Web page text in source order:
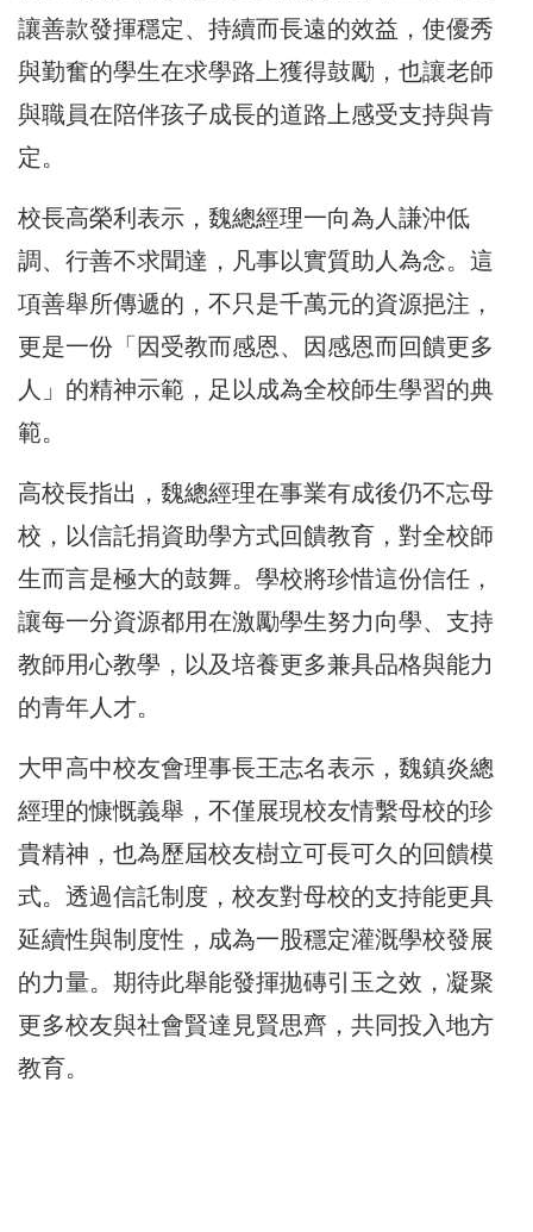
讓善款發揮穩定、持續而長遠的效益，使優秀
與勤奮的學生在求學路上獲得鼓勵，也讓老師
與職員在陪伴孩子成長的道路上感受支持與肯
定。
校長高榮利表示，魏總經理一向為人謙沖低
調、行善不求聞達，凡事以實質助人為念。這
項善舉所傳遞的，不只是千萬元的資源挹注，
更是一份「因受教而感恩、因感恩而回饋更多
人」的精神示範，足以成為全校師生學習的典
範。
高校長指出，魏總經理在事業有成後仍不忘母
校，以信託捐資助學方式回饋教育，對全校師
生而言是極大的鼓舞。學校將珍惜這份信任，
讓每一分資源都用在激勵學生努力向學、支持
教師用心教學，以及培養更多兼具品格與能力
的青年人才。
大甲高中校友會理事長王志名表示，魏鎮炎總
經理的慷慨義舉，不僅展現校友情繫母校的珍
貴精神，也為歷屆校友樹立可長可久的回饋模
式。透過信託制度，校友對母校的支持能更具
延續性與制度性，成為一股穩定灌溉學校發展
的力量。期待此舉能發揮拋磚引玉之效，凝聚
更多校友與社會賢達見賢思齊，共同投入地方
教育。